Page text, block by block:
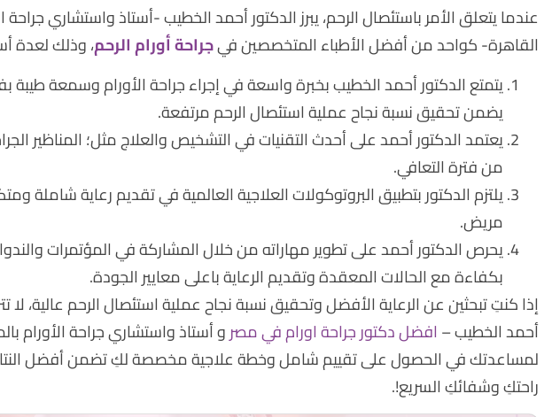
عندما يتعلق الأمر باستئصال الرحم، يبرز الدكتور أحمد الخطيب -أستاذ واستشاري
القاهرة- كواحد من أفضل الأطباء المتخصصين فيجراحة أورام الرحم، وذلك لعدة
يتمتع الدكتور أحمد الخطيب بخبرة واسعة في إجراء جراحة الأورام وسمعة طيبة
يضمن تحقيق نسبة نجاح عملية استئصال الرحم مرتفعة.
يعتمد الدكتور أحمد على أحدث التقنيات في التشخيص والعلاج مثل؛ المناظير
من فترة التعافي.
يلتزم الدكتور بتطبيق البروتوكولات العلاجية العالمية في تقديم رعاية
مريض.
يحرص الدكتور أحمد على تطوير مهاراته من خلال المشاركة في المؤتمرات
بكفاءة مع الحالات المعقدة وتقديم الرعاية باعلى معايير الجودة.
إذا كنتِ تبحثين عن الرعاية الأفضل وتحقيق نسبة نجاح عملية استئصال الرحم عالية،
أحمد الخطيب – افضل دكتور جراحة اورام في مصرو أستاذ واستشاري جراحة الأورام
لمساعدتك في الحصول على تقييم شامل وخطة علاجية مخصصة لكِ تضمن أفضل
راحتكِ وشفائكِ السريع!.